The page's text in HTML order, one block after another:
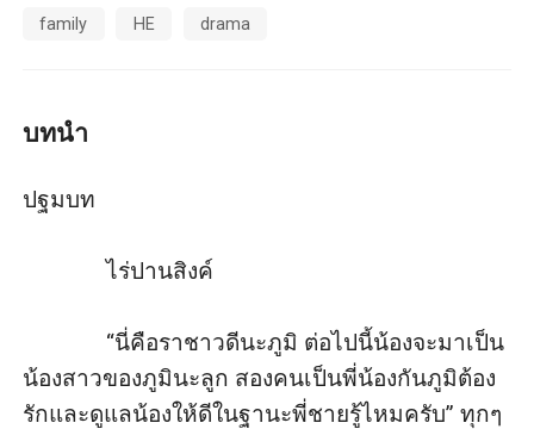
เหนือทุกสิ่งทำให้ราชาวดีไม่คิดที่จะระงับความโกรธของตัว
มองกันเหมือนจะกินเลือดกินเนื้อไม่ผิด
ภูมินทร์ประกาศิตก้อง ก่อนกระชากร่างบางอย่างหา
“กรี๊ดด พี่ภูมิจะทำบ้าอะ…อื้อ!!” น้ำเมาที่ดื่มราวกับอาบทำให้
ครอบงำเรียวปากสวยอย่างรุนแรง ไม่สนท่าทีดิ้นรนขัดขืน
ของคนใต้ร่างอีกต่อไป ราชาวดีได้ปลุกความโกรธกริ้ว
ทั้งหมดในตัวของเขาออกมา และคืนนี้เขาจะตอบแทนเธอ
family HE drama
บทนำ
ปฐมบท
ไร่ปานสิงค์
“นี่คือราชาวดีนะภูมิ ต่อไปนี้น้องจะมาเป็น
น้องสาวของภูมินะลูก สองคนเป็นพี่น้องกันภูมิต้อง
รักและดูแลน้องให้ดีในฐานะพี่ชายรู้ไหมครับ” ทุกๆ